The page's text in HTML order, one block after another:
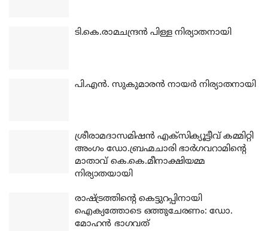
ടി.കെ.രാമചന്ദ്രന്‍ പിള്ള നിര്യാതനായി
പി.എന്‍. സുകുമാരന്‍ നായര്‍ നിര്യാതനായി
ശ്രീരാമദാസമിഷന്‍ എക്‌സിക്യൂട്ടീവ് കമ്മിറ്റി
അംഗം ഡോ.ബ്രഹ്മചാരി ഭാര്‍ഗവറാമിന്റെ
മാതാവ് കെ.കെ.മീനാക്ഷിയമ്മ
നിര്യാതയായി
രാഷ്ട്രത്തിന്റെ കെട്ടുറപ്പിനായി
ഐക്യത്തോടെ ഒത്തുചേരണം: ഡോ.
മോഹന്‍ ഭാഗവത്